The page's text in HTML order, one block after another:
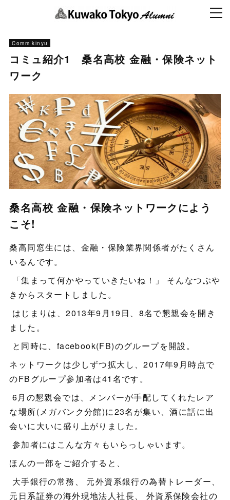
Comm kinyu
コミュ紹介1 桑名高校 金融・保険ネット
ワーク
桑名高校 金融・保険ネットワークによう
こそ!
桑高同窓生には、金融・保険業界関係者がたくさん
いるんです。
「集まって何かやっていきたいね！」 そんなつぶや
きからスタートしました。
はじまりは、2013年9月19日、8名で懇親会を開き
ました。
と同時に、facebook(FB)のグループを開設。
ネットワークは少しずつ拡大し、2017年9月時点で
のFBグループ参加者は41名です。
6月の懇親会では、メンバーが手配してくれたレア
な場所(メガバンク分館)に23名が集い、酒に話に出
会いに大いに盛り上がりました。
参加者にはこんな方々もいらっしゃいます。
ほんの一部をご紹介すると、
大手銀行の常務、 元外資系銀行の為替トレーダー、
元日系証券の海外現地法人社長、 外資系保険会社の